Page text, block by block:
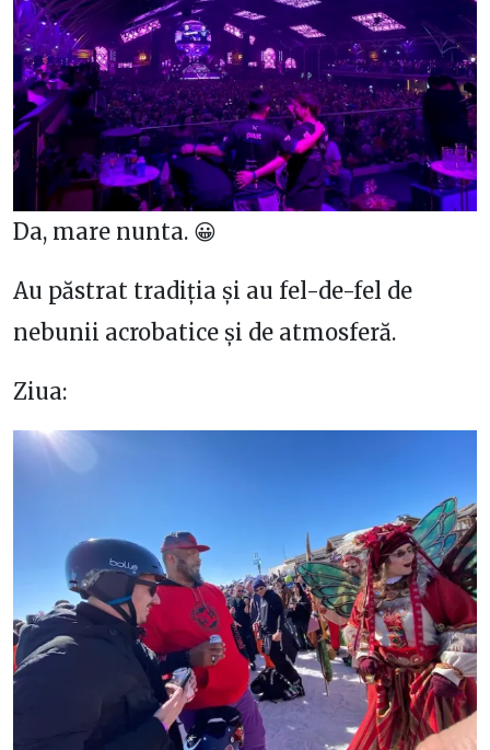
Da, mare nunta. 😀
Au păstrat tradiția și au fel-de-fel de
nebunii acrobatice și de atmosferă.
Ziua: